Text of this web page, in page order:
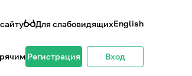
Для слабовидящихEnglish
Регистрация Вход